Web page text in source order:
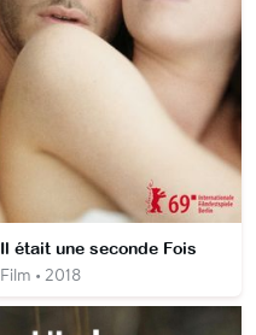
Il était une seconde Fois
Film • 2018